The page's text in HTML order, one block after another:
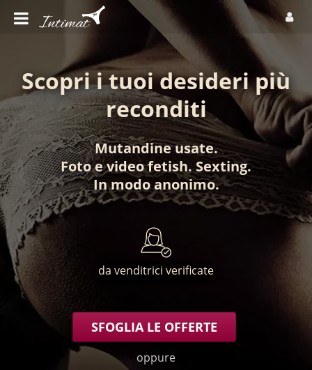
Scopri i tuoi desideri più
reconditi
Mutandine usate.
Fotoevideo fetish. Sexting.
In modo anonimo.
da venditrici verificate
SFOGLIA LE OFFERTE
oppure